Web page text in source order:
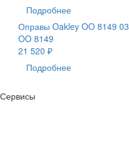
Подробнее
Оправы Oakley OO 8149 03
OO 8149
21 520 ₽
Подробнее
Сервисы